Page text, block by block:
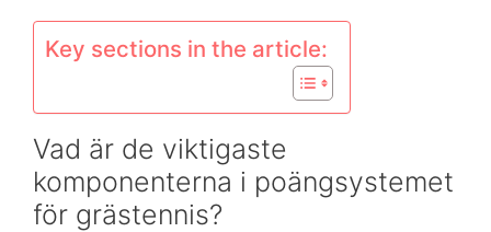
Key sections in the article:
Vad är de viktigaste
komponenterna i poängsystemet
för grästennis?